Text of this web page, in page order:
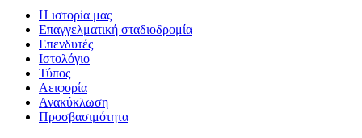
Η ιστορία μας
Επαγγελματική σταδιοδρομία
Επενδυτές
Ιστολόγιο
Τύπος
Αειφορία
Ανακύκλωση
Προσβασιμότητα